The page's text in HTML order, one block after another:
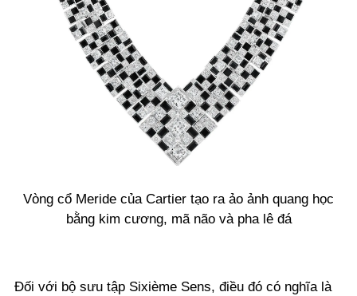
Vòng cổ Meride của Cartier tạo ra ảo ảnh quang học
bằng kim cương, mã não và pha lê đá
Đối với bộ sưu tập Sixième Sens, điều đó có nghĩa là